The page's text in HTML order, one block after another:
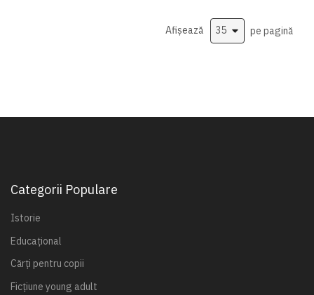
Afișează pe pagină
Categorii Populare
Istorie
Educațional
Cărți pentru copii
Ficțiune young adult